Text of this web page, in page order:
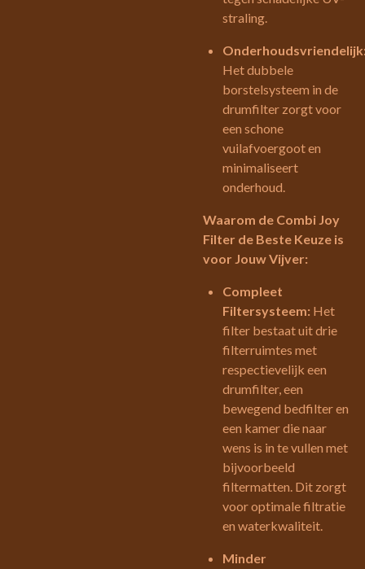
straling.
Het dubbele
borstelsysteem in de
drumfilter zorgt voor
een schone
vuilafvoergoot en
minimaliseert
onderhoud.
Waarom de Combi Joy
Filter de Beste Keuze is
voor Jouw Vijver:
Compleet
Filtersysteem: Het
filter bestaat uit drie
filterruimtes met
respectievelijk een
drumfilter, een
bewegend bedfilter en
een kamer die naar
wens is in te vullen met
bijvoorbeeld
filtermatten. Dit zorgt
voor optimale filtratie
en waterkwaliteit.
Minder